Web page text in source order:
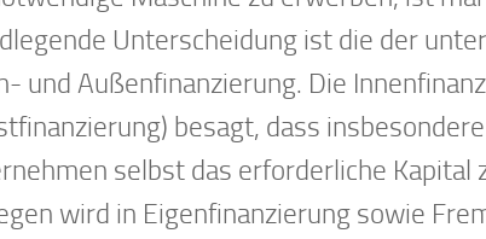
Unterscheidung ist die der
und Außenfinanzierung. Die
besagt, dass
selbst das erforderliche
wird in Eigenfinanzierung sowie